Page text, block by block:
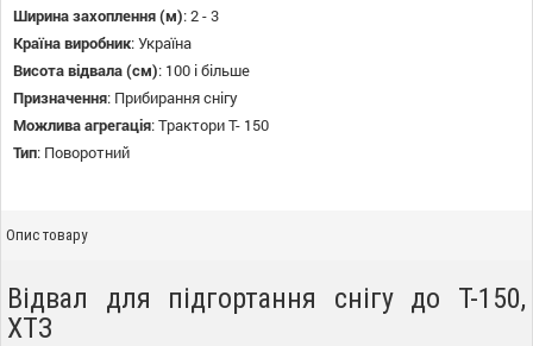
Ширина захоплення (м):2 - 3
Країна виробник:Україна
Висота відвала (см): 100 і більше
Призначення: Прибирання снігу
Можлива агрегація:Трактори Т- 150
Тип: Поворотний
Опис товару
Відвал для підгортання снігу до Т-150,
ХТЗ